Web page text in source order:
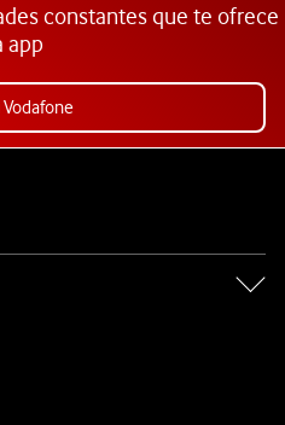
constantes que te ofrece
app
Vodafone
de Vodafone